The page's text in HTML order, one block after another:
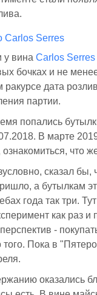
у вина Carlos
бочках и не
ракурсе дата
партии.
попались
В марте
что
сказал бы,
а бутылкам
года так три.
как раз и
-
того. Пока в
оказались